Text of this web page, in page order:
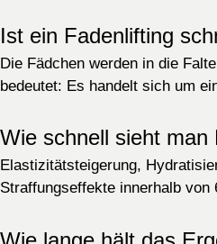
Ist ein Fadenlifting
Die Fädchen werden in die
bedeutet: Es handelt sich um
Wie schnell sieht man
Elastizitätsteigerung,
Straffungseffekte innerhalb von